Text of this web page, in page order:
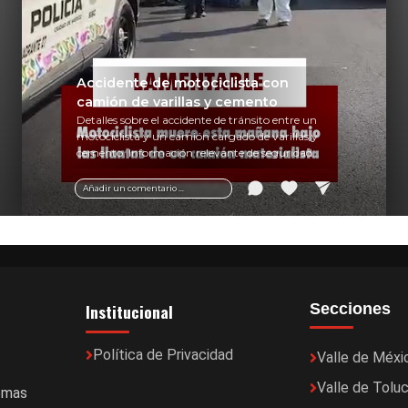
Añadir un comentario ...
Accidente de motociclista con
camión de varillas y cemento
Detalles sobre el accidente de tránsito entre un
motociclista y un camión cargado de varillas y
cemento. Información relevante de seguridad
vial y recomendaciones para motociclistas.
Institucional
Política de Privacidad
Secciones
Valle de
Valle de